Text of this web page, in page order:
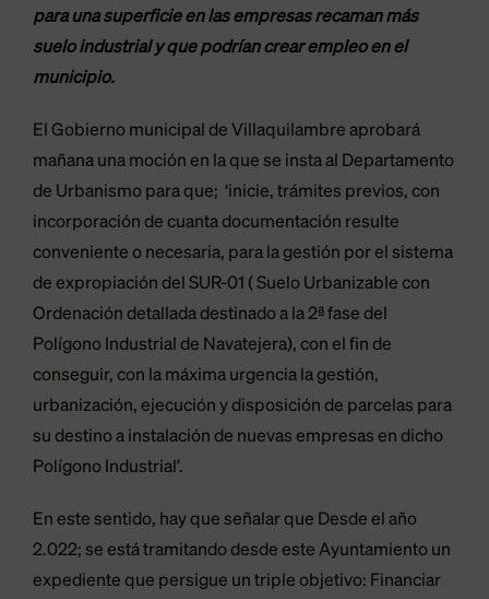
para una superficie en las empresas recaman más
suelo industrial y que podrían crear empleo en el
municipio.
El Gobierno municipal de Villaquilambre aprobará
mañana una moción en la que se insta al Departamento
de Urbanismo para que; ‘inicie, trámites previos, con
incorporación de cuanta documentación resulte
conveniente o necesaria, para la gestión por el sistema
de expropiación del SUR-01 ( Suelo Urbanizable con
Ordenación detallada destinado a la 2ª fase del
Polígono Industrial de Navatejera), con el fin de
conseguir, con la máxima urgencia la gestión,
urbanización, ejecución y disposición de parcelas para
su destino a instalación de nuevas empresas en dicho
Polígono Industrial’.
En este sentido, hay que señalar que Desde el año
2.022; se está tramitando desde este Ayuntamiento un
expediente que persigue un triple objetivo: Financiar